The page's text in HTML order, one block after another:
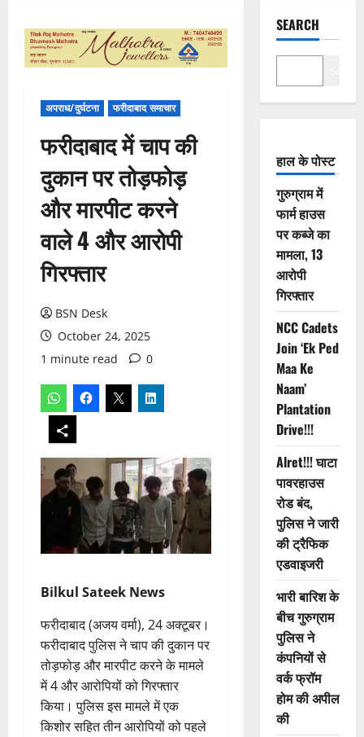
अपराध/दुर्घटना फरीदाबाद समाचार
फरीदाबाद में चाप की
दुकान पर तोड़फोड़
और मारपीट करने
वाले 4 और आरोपी
गिरफ्तार
BSN Desk
October 24, 2025
1 minute read
0
Bilkul Sateek News
फरीदाबाद (अजय वर्मा), 24 अक्टूबर।
फरीदाबाद पुलिस ने चाप की दुकान पर
तोड़फोड़ और मारपीट करने के मामले
में 4 और आरोपियों को गिरफ्तार
किया। पुलिस इस मामले में एक
किशोर सहित तीन आरोपियों को पहले
SEARCH
हाल के पोस्ट
गुरुग्राम में
फार्म हाउस
पर कब्जे का
मामला, 13
आरोपी
गिरफ्तार
NCC Cadets
Join ‘Ek Ped
Maa Ke
Naam’
Plantation
Drive!!!
Alret!!! घाटा
पावरहाउस
रोड बंद,
पुलिस ने जारी
की ट्रैफिक
एडवाइजरी
भारी बारिश के
बीच गुरुग्राम
पुलिस ने
कंपनियों से
वर्क फ्रॉम
होम की अपील
की